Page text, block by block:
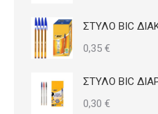
ΣΤΥΛΟ BIC
0,35 €
ΣΤΥΛΟ BIC
0,30 €